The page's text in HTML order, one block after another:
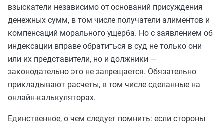
взыскатели независимо от оснований присуждения
денежных сумм, в том числе получатели алиментов и
компенсаций морального ущерба. Но с заявлением об
индексации вправе обратиться в суд не только они
или их представители, но и должники —
законодательно это не запрещается. Обязательно
прикладывают расчеты, в том числе сделанные на
онлайн-калькуляторах.
Единственное, о чем следует помнить: если стороны